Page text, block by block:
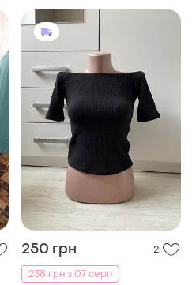
250 грн
2
238 грн з 07 серп